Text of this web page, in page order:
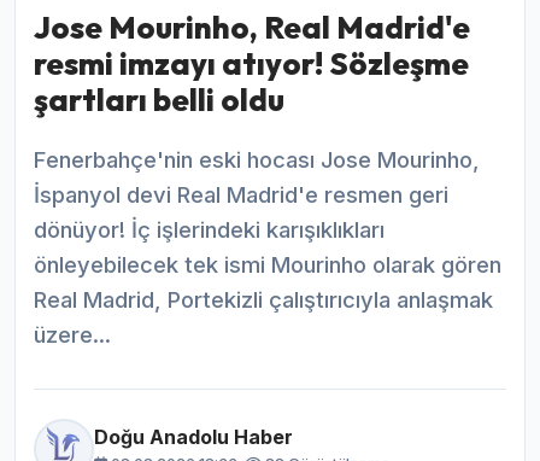
Jose Mourinho, Real Madrid'e
resmi imzayı atıyor! Sözleşme
şartları belli oldu
Fenerbahçe'nin eski hocası Jose Mourinho,
İspanyol devi Real Madrid'e resmen geri
dönüyor! İç işlerindeki karışıklıkları
önleyebilecek tek ismi Mourinho olarak gören
Real Madrid, Portekizli çalıştırıcıyla anlaşmak
üzere...
Doğu Anadolu Haber